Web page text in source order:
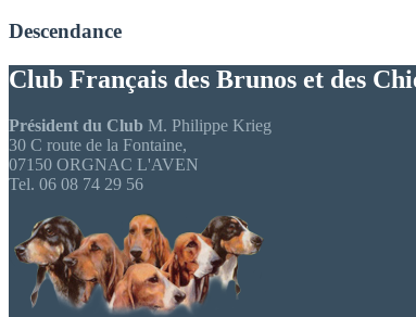
Descendance
Club Français des Brunos et des
Président du Club M. Philippe Krieg
30 C route de la Fontaine,
07150 ORGNAC L'AVEN
Tel. 06 08 74 29 56